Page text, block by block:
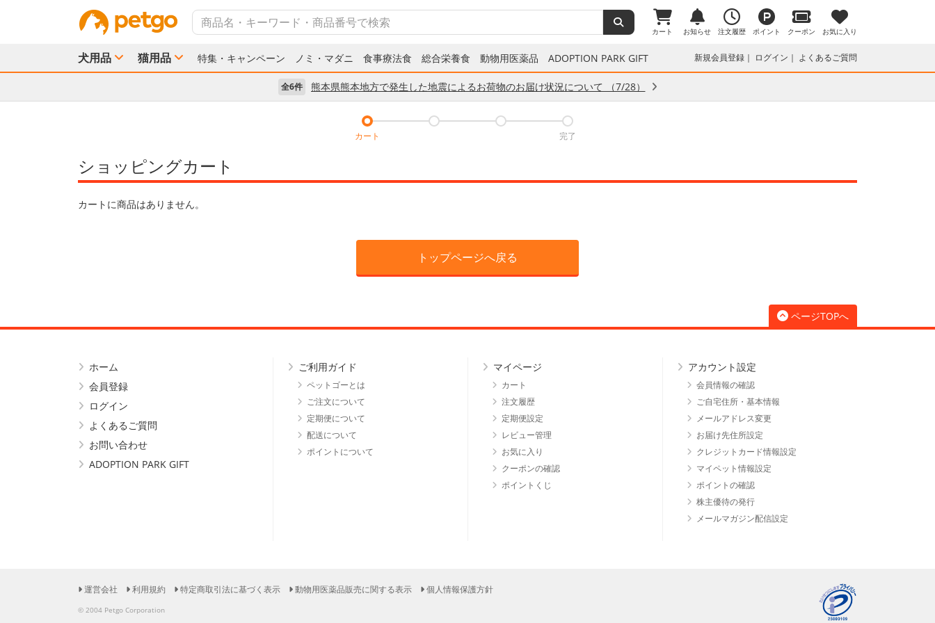
カート お知らせ 注文履歴 ポイント クーポン お気に入り
犬用品 猫用品 特集・キャンペーン ノミ・マダニ 食事療法食 総合栄養食 動物用医薬品 ADOPTION PARK GIFT 新規会員登録 ログイン よくあるご質問
全6件 熊本県熊本地方で発生した地震によるお荷物のお届け状況について （7/28）
カート 完了
ショッピングカート
カートに商品はありません。
トップページへ戻る
ページTOPへ
ホーム
会員登録
ログイン
よくあるご質問
お問い合わせ
ADOPTION PARK GIFT
ご利用ガイド
ペットゴーとは
ご注文について
定期便について
配送について
ポイントについて
マイページ
カート
注文履歴
定期便設定
レビュー管理
お気に入り
クーポンの確認
ポイントくじ
アカウント設定
会員情報の確認
ご自宅住所・基本情報
メールアドレス変更
お届け先住所設定
クレジットカード情報設定
マイペット情報設定
ポイントの確認
株主優待の発行
メールマガジン配信設定
運営会社 利用規約 特定商取引法に基づく表示 動物用医薬品販売に関する表示 個人情報保護方針
© 2004 Petgo Corporation